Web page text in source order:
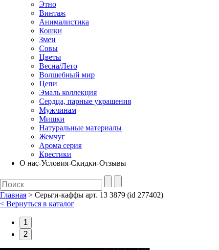
Этно
Винтаж
Анималистика
Кошки
Змеи
Совы
Цветы
Весна/Лето
Волшебный мир
Цепи
Эмаль коллекция
Сердца, парные украшения
Мужчинам
Мишки
Натуральные материалы
Жемчуг
Арома серия
Крестики
О нас-Условия-Скидки-Отзывы
Главная > Серьги-каффы арт. 13 3879 (id 277402)
< Вернуться в каталог
1
2